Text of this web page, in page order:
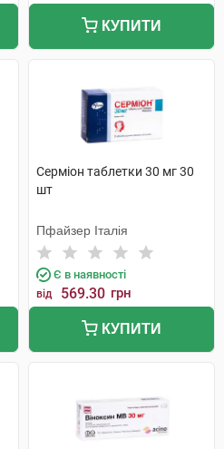
КУПИТИ
Серміон таблетки 30 мг 30
шт
Пфайзер Італія
Є в наявності
від 569.30 грн
КУПИТИ